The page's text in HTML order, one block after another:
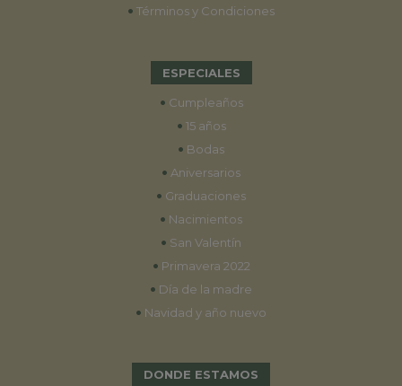
• Términos y Condiciones
ESPECIALES
• Cumpleaños
• 15 años
• Bodas
• Aniversarios
• Graduaciones
• Nacimientos
• San Valentín
• Primavera 2022
• Día de la madre
• Navidad y año nuevo
DONDE ESTAMOS